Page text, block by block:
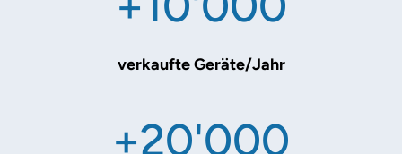
verkaufte Geräte/Jahr
+20'000